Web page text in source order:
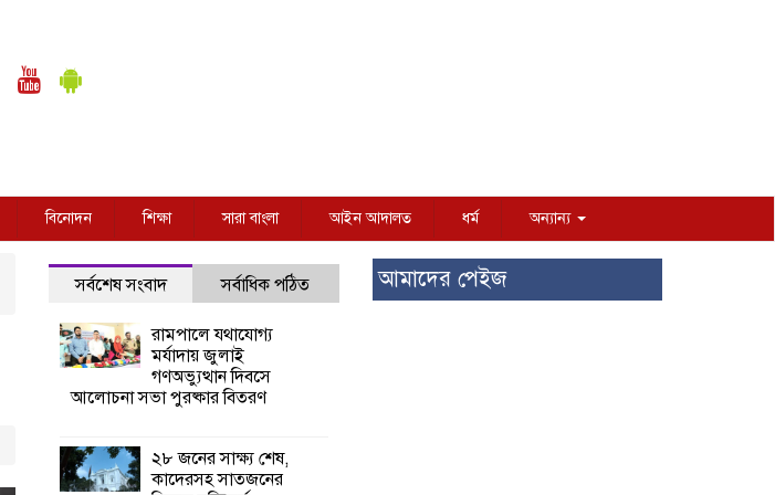
বিনোদন শিক্ষা সারা বাংলা আইন আদালত ধর্ম অন্যান্য
সর্বশেষ সংবাদ সর্বাধিক পঠিত
রামপালে যথাযোগ্য
মর্যাদায় জুলাই
গণঅভ্যুত্থান দিবসে
আলোচনা সভা পুরষ্কার বিতরণ
২৮ জনের সাক্ষ্য শেষ,
কাদেরসহ সাতজনের
আমাদের পেইজ